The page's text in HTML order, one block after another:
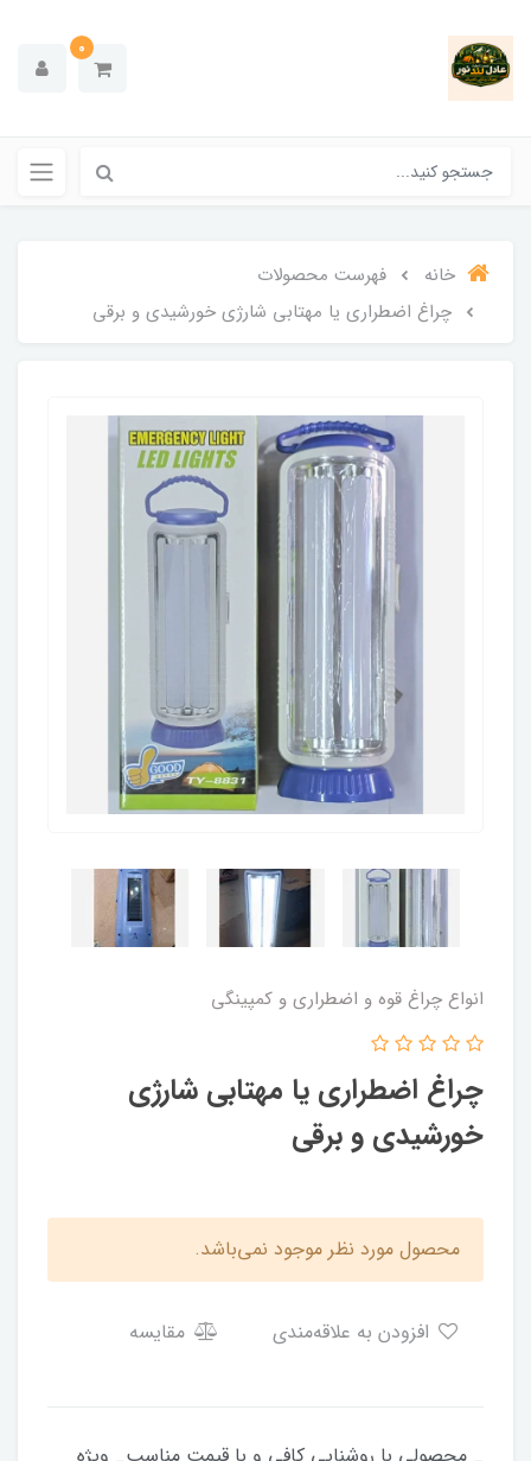
0
خانه
فهرست محصولات
چراغ اضطراری یا مهتابی شارژی خورشیدی و برقی
انواع چراغ قوه و اضطراری و کمپینگی
چراغ اضطراری یا مهتابی شارژی
خورشیدی و برقی
محصول مورد نظر موجود نمی‌باشد.
مقایسه